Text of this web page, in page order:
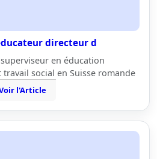
directeur d
en éducation
social en Suisse romande
l'Article